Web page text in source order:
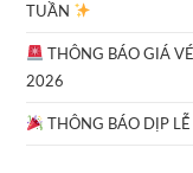
TUẦN
THÔNG BÁO GIÁ
2026
THÔNG BÁO DỊP